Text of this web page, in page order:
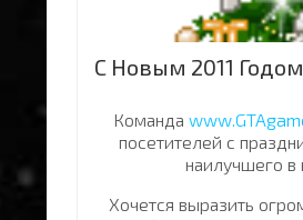
С Новым 2011
Команда
посетителей с
наилучшего в
Хочется выразить